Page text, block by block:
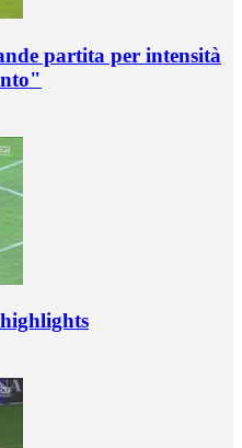
partita per intensità